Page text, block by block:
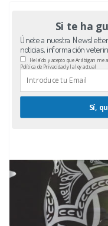
Si te ha
Únete a nuestra
noticias, información
Sí,
He leído y acepto que Arábigan me
Política de Privacidad y la ley actual